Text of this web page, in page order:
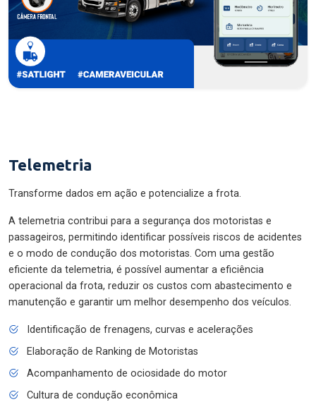
Telemetria
Transforme dados em ação e potencialize a frota.
A telemetria contribui para a segurança dos motoristas e
passageiros, permitindo identificar possíveis riscos de acidentes
e o modo de condução dos motoristas. Com uma gestão
eficiente da telemetria, é possível aumentar a eficiência
operacional da frota, reduzir os custos com abastecimento e
manutenção e garantir um melhor desempenho dos veículos.
Identificação de frenagens, curvas e acelerações
Elaboração de Ranking de Motoristas
Acompanhamento de ociosidade do motor
Cultura de condução econômica